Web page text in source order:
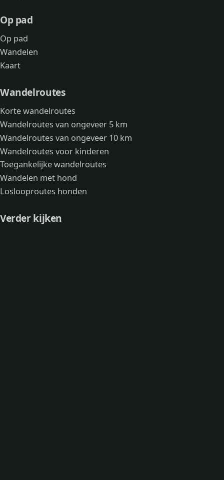
Op pad
Op pad
Wandelen
Kaart
Wandelroutes
Korte wandelroutes
Wandelroutes van ongeveer 5 km
Wandelroutes van ongeveer 10 km
Wandelroutes voor kinderen
Toegankelijke wandelroutes
Wandelen met hond
Loslooproutes honden
Verder kijken